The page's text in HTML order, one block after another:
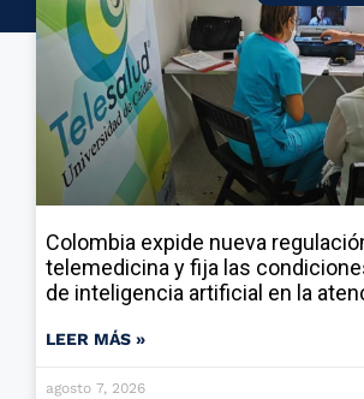
Colombia expide nueva
telemedicina y fija las
de inteligencia artificial en la
LEER MÁS »
agosto 7, 2026